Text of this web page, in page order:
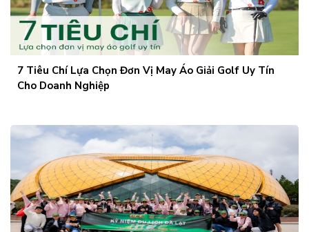
7 Tiêu Chí Lựa Chọn Đơn Vị May Áo Giải Golf Uy Tín
Cho Doanh Nghiệp